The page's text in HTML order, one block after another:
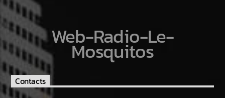
Web-Radio-Le-
Mosquitos
Contacts